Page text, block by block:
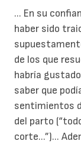
... En su
haber sido
de los que
habría
saber que
sentimientos
del parto
corte...”)...